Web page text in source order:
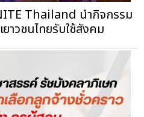
Thailand นำกิจกรรม
าวชนไทยรับใช้สังคม